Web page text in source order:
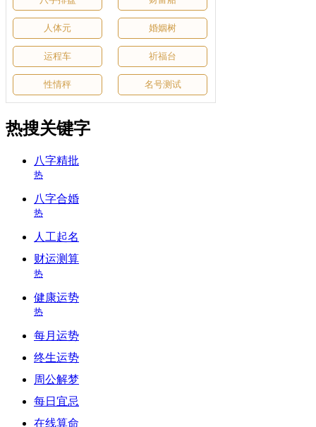
人体元 婚姻树
运程车 祈福台
性情秤 名号测试
热搜关键字
八字精批
热
八字合婚
热
人工起名
财运测算
热
健康运势
热
每月运势
终生运势
周公解梦
每日宜忌
在线算命